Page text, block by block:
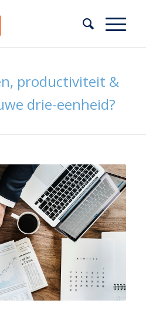
productiviteit &
drie-eenheid?